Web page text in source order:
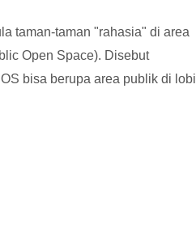
taman-taman "rahasia" di area
Open Space). Disebut
bisa berupa area publik di lobi